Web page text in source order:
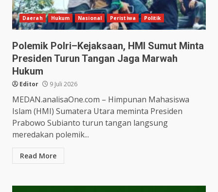
Daerah Hukum Nasional Peristiwa Politik
Polemik Polri–Kejaksaan, HMI Sumut Minta
Presiden Turun Tangan Jaga Marwah
Hukum
Editor 9 Juli 2026
MEDAN.analisaOne.com – Himpunan Mahasiswa
Islam (HMI) Sumatera Utara meminta Presiden
Prabowo Subianto turun tangan langsung
meredakan polemik...
Read More